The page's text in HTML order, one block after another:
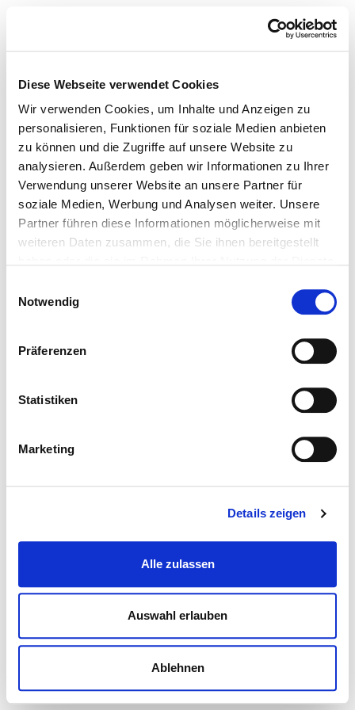
Diese Webseite verwendet Cookies
Wir verwenden Cookies, um Inhalte und Anzeigen zu
personalisieren, Funktionen für soziale Medien anbieten
zu können und die Zugriffe auf unsere Website zu
analysieren. Außerdem geben wir Informationen zu Ihrer
Verwendung unserer Website an unsere Partner für
soziale Medien, Werbung und Analysen weiter. Unsere
Partner führen diese Informationen möglicherweise mit
weiteren Daten zusammen, die Sie ihnen bereitgestellt
Notwendig
Präferenzen
Statistiken
Marketing
Details zeigen
Alle zulassen
Auswahl erlauben
Ablehnen